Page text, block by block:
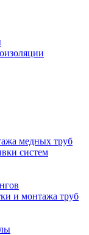
медных труб
систем
и монтажа труб